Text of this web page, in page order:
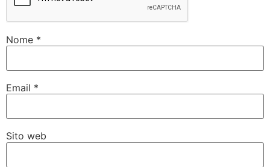
Nome *
Email *
Sito web